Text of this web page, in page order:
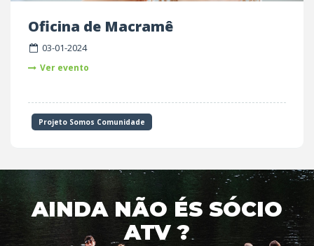
Oficina de Macramê
03-01-2024
Ver evento
Projeto Somos Comunidade
AINDA NÃO ÉS SÓCIO
ATV ?